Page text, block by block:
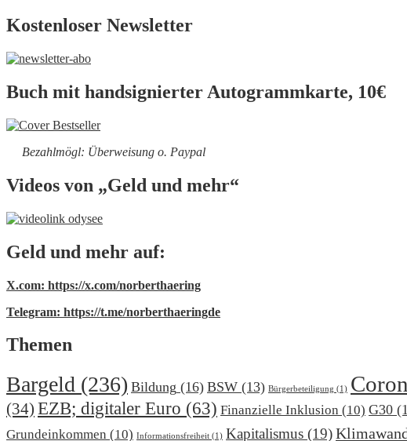
Kostenloser Newsletter
Buch mit handsignierter Autogrammkarte, 10€
Bezahlmögl: Überweisung o. Paypal
Videos von „Geld und mehr“
Geld und mehr auf:
X.com: https://x.com/norberthaering
Telegram: https://t.me/norberthaeringde
Themen
Bargeld (236) Bildung (16) BSW (13) Bürgerbeteiligung (1)
(34) EZB; digitaler Euro (63) Finanzielle Inklusion (10) G30
Grundeinkommen (10) Informationsfreiheit (1) Kapitalismus (19)